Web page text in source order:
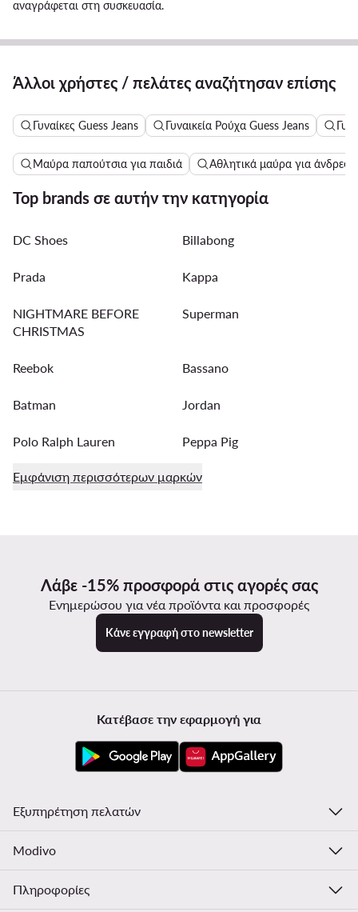
αναγράφεται στη συσκευασία.
Άλλοι χρήστες / πελάτες αναζήτησαν επίσης
Γυναίκες Guess Jeans Γυναικεία Ρούχα Guess Jeans
Μαύρα παπούτσια για παιδιά Αθλητικά μαύρα για άνδρες
Top brands σε αυτήν την κατηγορία
DC Shoes Billabong
Prada Kappa
NIGHTMARE BEFORE
CHRISTMAS
Superman
Reebok Bassano
Batman Jordan
Polo Ralph Lauren Peppa Pig
Εμφάνιση περισσότερων μαρκών
Λάβε -15% προσφορά στις αγορές σας
Ενημερώσου για νέα προϊόντα και προσφορές
Κάνε εγγραφή στο newsletter
Κατέβασε την εφαρμογή για
Εξυπηρέτηση πελατών
Modivo
Πληροφορίες